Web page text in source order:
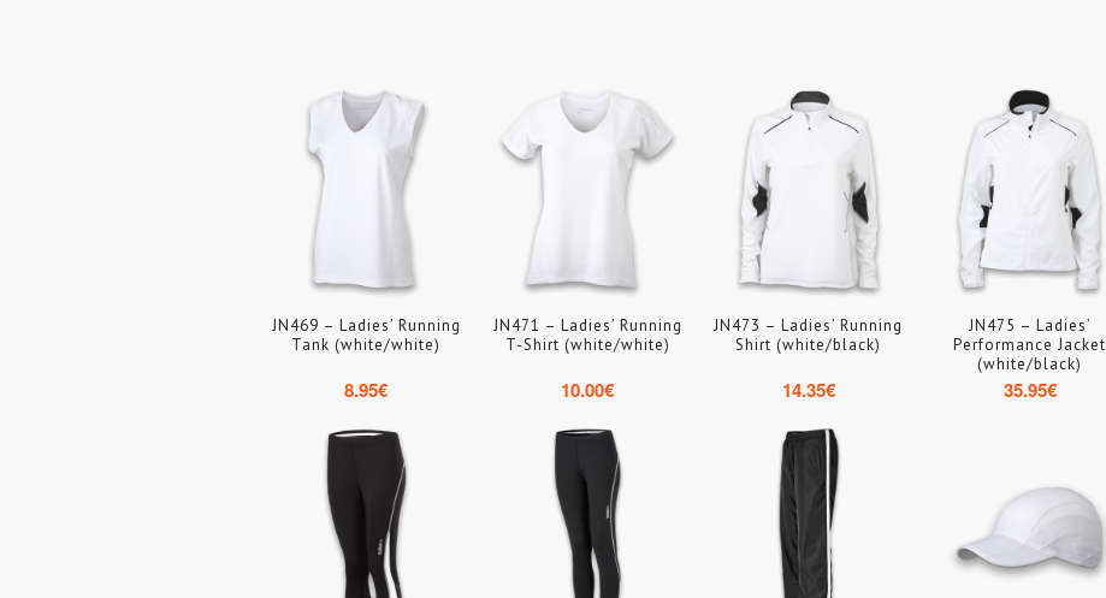
JN469 – Ladies’ Running
Tank (white/white)
8.95€
JN471 – Ladies’ Running
T-Shirt (white/white)
10.00€
JN473 – Ladies’ Running
Shirt (white/black)
14.35€
JN475 – Ladies’
Performance Jacket
(white/black)
35.95€